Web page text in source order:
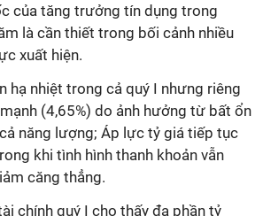
của tăng trưởng tín dụng trong
là cần thiết trong bối cảnh nhiều
xuất hiện.
hạ nhiệt trong cả quý I nhưng riêng
(4,65%) do ảnh hưởng từ bất ổn
năng lượng; Áp lực tỷ giá tiếp tục
khi tình hình thanh khoản vẫn
căng thẳng.
chính quý I cho thấy đa phần tỷ